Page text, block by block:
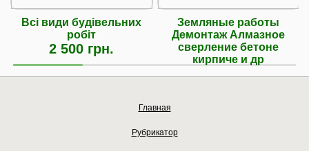
Всі види будівельних
робіт
2 500 грн.
Земляные работы
Демонтаж Алмазное
сверление бетоне
кирпиче и др
Главная
Рубрикатор